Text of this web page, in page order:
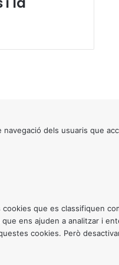
dels usuaris que
que es classifiquen
ens ajuden a analitzar i
cookies. Però